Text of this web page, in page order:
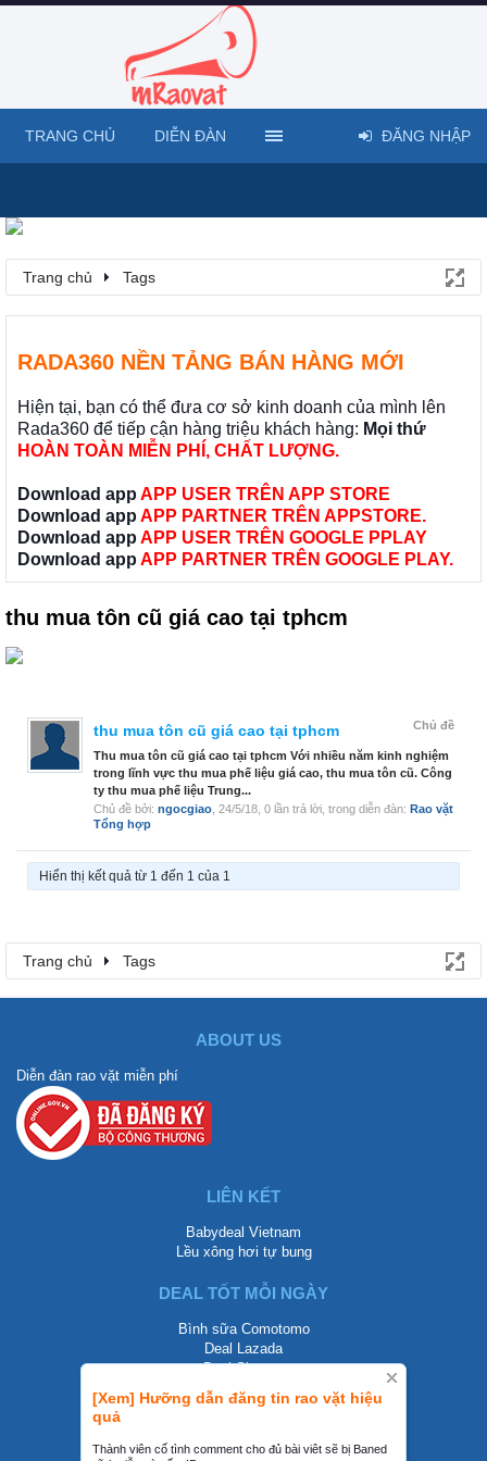
Trang chủ Tags
RADA360 NỀN TẢNG BÁN HÀNG MỚI
Hiện tại, bạn có thể đưa cơ sở kinh doanh của mình lên
Rada360 để tiếp cận hàng triệu khách hàng: Mọi thứ
HOÀN TOÀN MIỄN PHÍ, CHẤT LƯỢNG.
Download app APP USER TRÊN APP STORE
Download app APP PARTNER TRÊN APPSTORE.
Download app APP USER TRÊN GOOGLE PPLAY
Download app APP PARTNER TRÊN GOOGLE PLAY.
[Xem] Hưỡng dẫn đăng tin rao vặt hiệu
quả
Thành viên cố tình comment cho đủ bài viêt sẽ bị Baned
thu mua tôn cũ giá cao tại tphcm
Chủ đề
thu mua tôn cũ giá cao tại tphcm
Thu mua tôn cũ giá cao tại tphcm Với nhiều năm kinh nghiệm
trong lĩnh vực thu mua phế liệu giá cao, thu mua tôn cũ. Công
ty thu mua phế liệu Trung...
Chủ đề bởi: ngocgiao 24/5/18 , 0 lần trả lời, trong diễn đàn: Rao vặt
Tổng hợp
Hiển thị kết quả từ 1 đến 1 của 1
Trang chủ Tags
TRANG CHỦ DIỄN ĐÀN ĐĂNG NHẬP
ABOUT US
Diễn đàn rao vặt miễn phí
LIÊN KẾT
Babydeal Vietnam
Lều xông hơi tự bung
DEAL TỐT MỖI NGÀY
Bình sữa Comotomo
Deal Lazada
Deal Shopee
LIÊN HỆ
0858002468